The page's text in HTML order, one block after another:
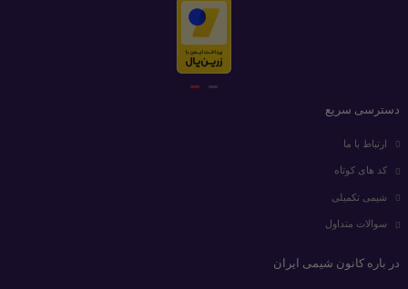
دسترسی سریع
ارتباط با ما
کد های کوتاه
شیمی تکمیلی
سوالات متداول
در باره کانون شیمی ایران